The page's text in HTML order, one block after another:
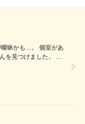
見つけました。 カ
内で、 ちゃん
くりとした時間を過ご
な...